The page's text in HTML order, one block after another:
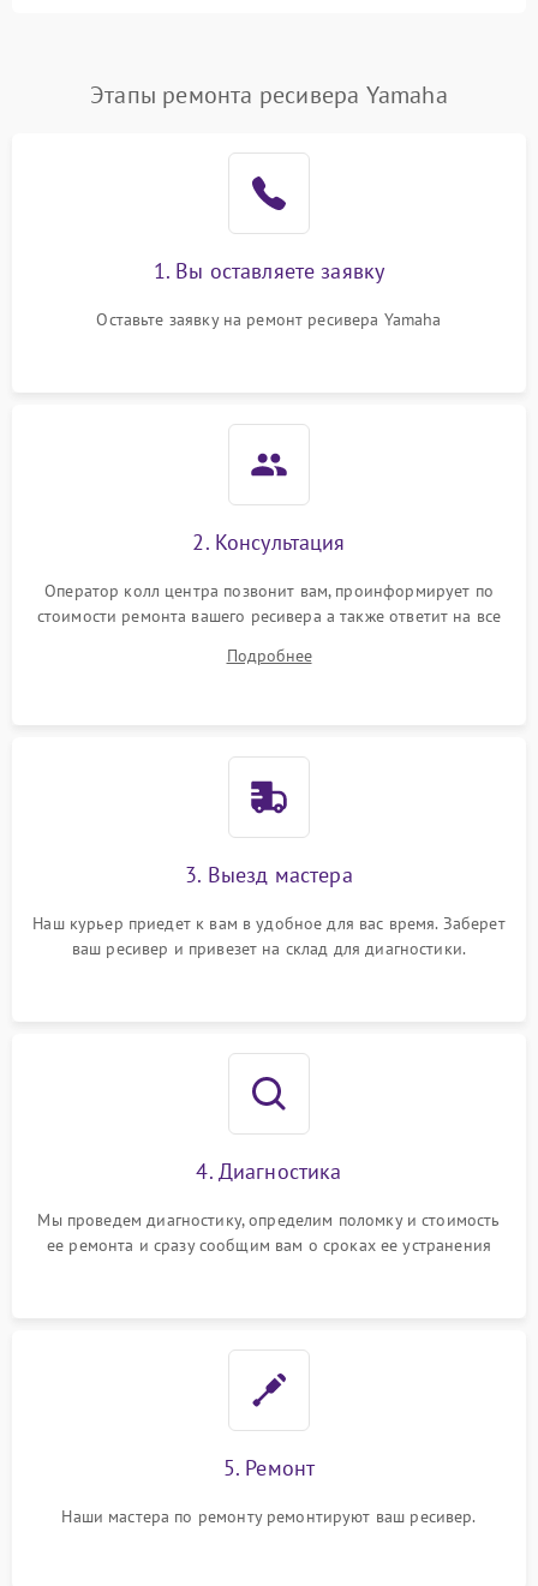
Этапы ремонта ресивера Yamaha
1. Вы оставляете заявку
Оставьте заявку на ремонт ресивера Yamaha
2. Консультация
Оператор колл центра позвонит вам, проинформирует по
стоимости ремонта вашего ресивера а также ответит на все
Подробнее
3. Выезд мастера
Наш курьер приедет к вам в удобное для вас время. Заберет
ваш ресивер и привезет на склад для диагностики.
4. Диагностика
Мы проведем диагностику, определим поломку и стоимость
ее ремонта и сразу сообщим вам о сроках ее устранения
5. Ремонт
Наши мастера по ремонту ремонтируют ваш ресивер.